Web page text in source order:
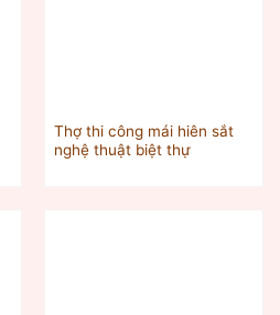
Thợ thi công mái hiên sắt
nghệ thuật biệt thự